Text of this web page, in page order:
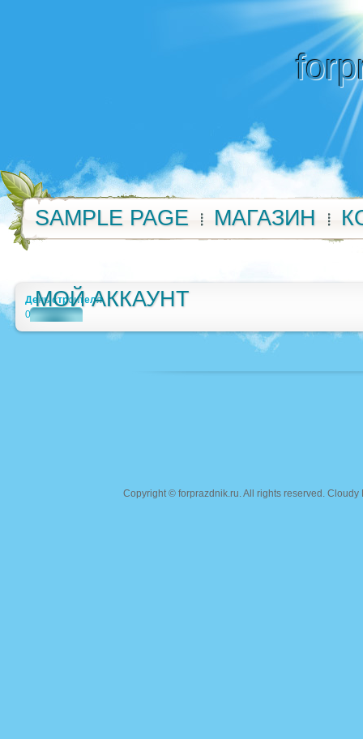
SAMPLE PAGE МАГАЗИН
МОЙ АККАУНТ
День строителя
0
Copyright © forprazdnik.ru. All rights reserved.